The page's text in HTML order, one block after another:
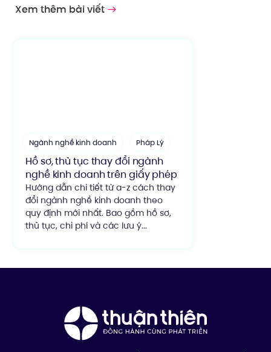
Xem thêm bài viết
Ngành nghề kinh doanh Pháp Lý
Hồ sơ, thủ tục thay đổi ngành
nghề kinh doanh trên giấy phép
Hướng dẫn chi tiết từ a-z cách thay
đổi ngành nghề kinh doanh theo
quy định mới nhất. Bao gồm hồ sơ,
thủ tục, chi phí và các lưu ý...